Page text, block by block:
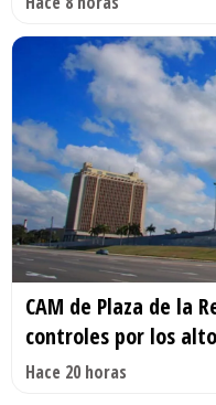
CAM de Plaza de la
controles por los
Hace 20 horas